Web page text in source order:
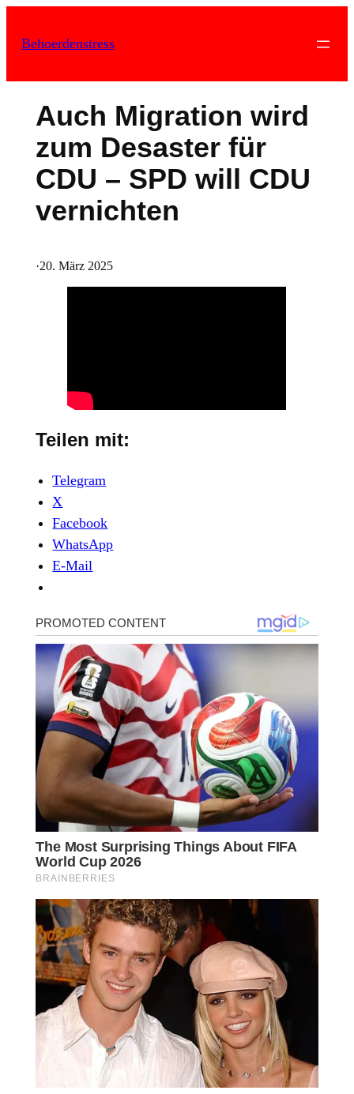
Inhalt
Behoerdenstress
Auch Migration wird
zum Desaster für
CDU – SPD will CDU
vernichten
·20. März 2025
Teilen mit:
Telegram
X
Facebook
WhatsApp
E-Mail